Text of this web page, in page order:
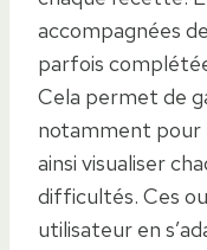
accompagnées
parfois
Cela permet de
notamment pour
ainsi visualiser
difficultés. Ces
utilisateur en